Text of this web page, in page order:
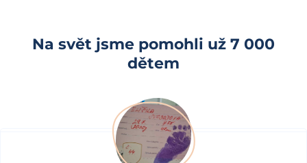
Na svět jsme pomohli už 7 000
dětem